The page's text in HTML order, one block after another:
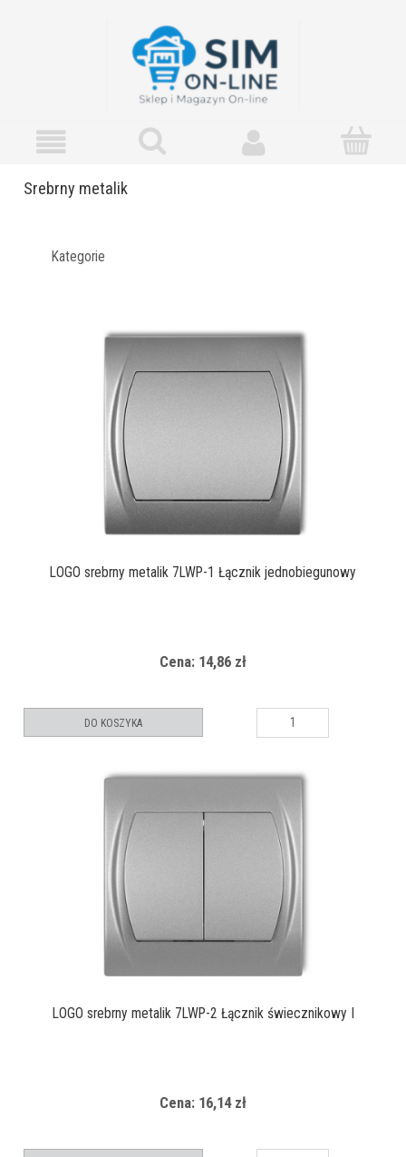
Srebrny metalik
Kategorie
LOGO srebrny metalik 7LWP-1 Łącznik jednobiegunowy
Cena: 14,86 zł
DO KOSZYKA
LOGO srebrny metalik 7LWP-2 Łącznik świecznikowy I
Cena: 16,14 zł